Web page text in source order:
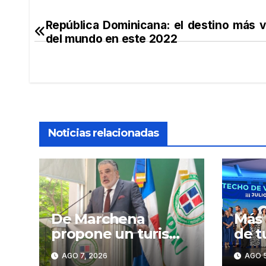
Navegación
República Dominicana: el destino más
del mundo en este 2022
Noticias relacionadas
De Marchena
propone un turismo
dominicano basado
AGO 7, 2026
de
RD
AGO